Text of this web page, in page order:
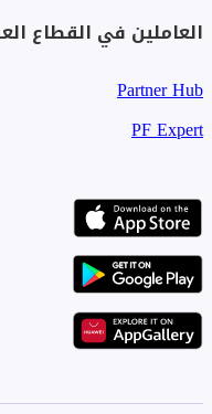
العاملين في القطاع
Partner Hub
PF Expert